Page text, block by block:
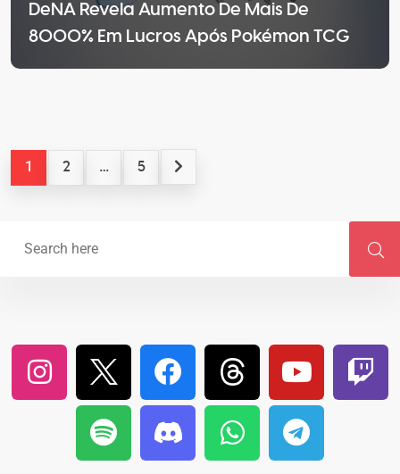
DeNA Revela Aumento De Mais De
8000% Em Lucros Após Pokémon TCG
1 2 … 5